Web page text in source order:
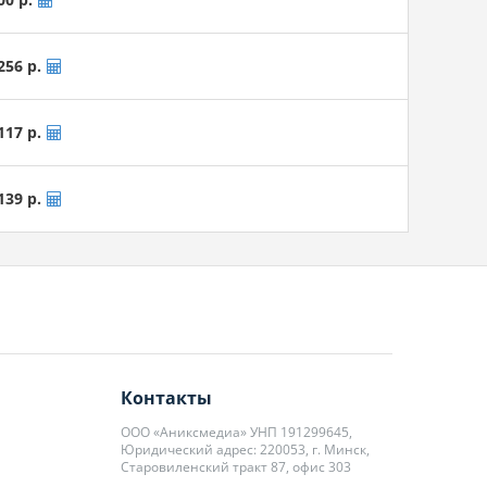
р.
р.
р.
Контакты
ООО «Аниксмедиа» УНП 191299645,
Юридический адрес: 220053, г. Минск,
Старовиленский тракт 87, офис 303